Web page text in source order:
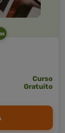
Curso
Gratuito